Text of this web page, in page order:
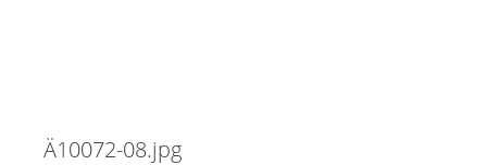
Ä10072-08.jpg